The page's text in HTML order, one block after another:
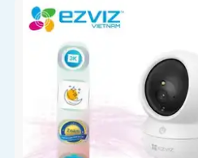
những người thân yêu